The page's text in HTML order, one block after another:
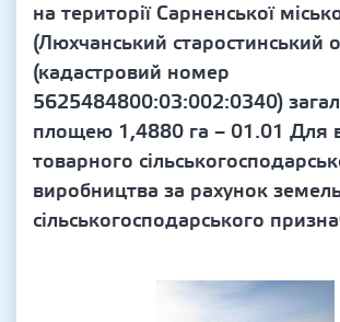
на території Сарненської
(Люхчанський старостинський
(кадастровий номер
5625484800:03:002:0340)
площею 1,4880 га – 01.01 Для
товарного
виробництва за рахунок
сільськогосподарського